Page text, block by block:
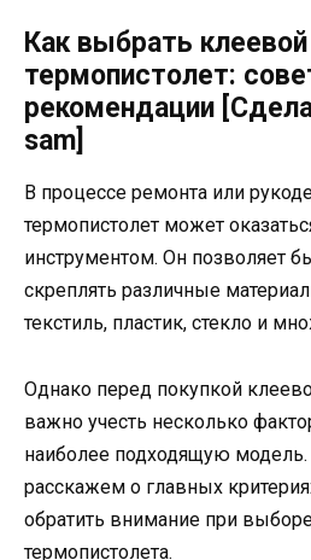
Как выбрать клеевой
термопистолет:
рекомендации
sam]
В процессе ремонта или
термопистолет может
инструментом. Он позволяет
скреплять различные
текстиль, пластик, стекло и
Однако перед покупкой
важно учесть несколько
наиболее подходящую модель.
расскажем о главных
обратить внимание при
термопистолета.